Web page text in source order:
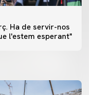
Ha de servir-nos
l'estem esperant"